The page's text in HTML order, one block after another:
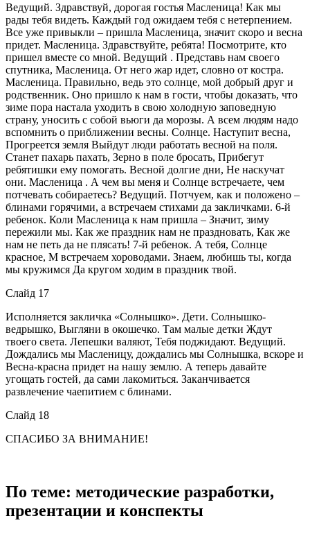
Ведущий. Здравствуй, дорогая гостья Масленица! Как мы
рады тебя видеть. Каждый год ожидаем тебя с нетерпением.
Все уже привыкли – пришла Масленица, значит скоро и весна
придет. Масленица. Здравствуйте, ребята! Посмотрите, кто
пришел вместе со мной. Ведущий . Представь нам своего
спутника, Масленица. От него жар идет, словно от костра.
Масленица. Правильно, ведь это солнце, мой добрый друг и
родственник. Оно пришло к нам в гости, чтобы доказать, что
зиме пора настала уходить в свою холодную заповедную
страну, уносить с собой вьюги да морозы. А всем людям надо
вспомнить о приближении весны. Солнце. Наступит весна,
Прогреется земля Выйдут люди работать весной на поля.
Станет пахарь пахать, Зерно в поле бросать, Прибегут
ребятишки ему помогать. Весной долгие дни, Не наскучат
они. Масленица . А чем вы меня и Солнце встречаете, чем
потчевать собираетесь? Ведущий. Потчуем, как и положено –
блинами горячими, а встречаем стихами да закличками. 6-й
ребенок. Коли Масленица к нам пришла – Значит, зиму
пережили мы. Как же праздник нам не праздновать, Как же
нам не петь да не плясать! 7-й ребенок. А тебя, Солнце
красное, М встречаем хороводами. Знаем, любишь ты, когда
мы кружимся Да кругом ходим в праздник твой.
Слайд 17
Исполняется закличка «Солнышко». Дети. Солнышко-
ведрышко, Выгляни в окошечко. Там малые детки Ждут
твоего света. Лепешки валяют, Тебя поджидают. Ведущий.
Дождались мы Масленицу, дождались мы Солнышка, вскоре и
Весна-красна придет на нашу землю. А теперь давайте
угощать гостей, да сами лакомиться. Заканчивается
развлечение чаепитием с блинами.
Слайд 18
СПАСИБО ЗА ВНИМАНИЕ!
По теме: методические разработки,
презентации и конспекты